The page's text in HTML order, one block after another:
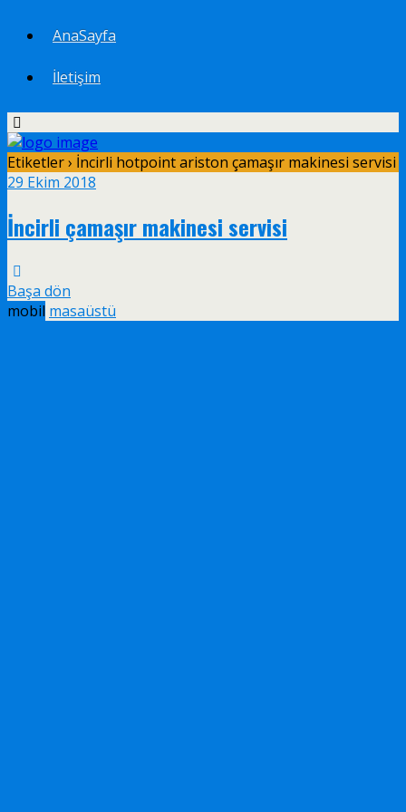
AnaSayfa
İletişim
Etiketler › İncirli hotpoint ariston çamaşır makinesi servisi
29 Ekim 2018
İncirli çamaşır makinesi servisi
Başa dön
mobil masaüstü